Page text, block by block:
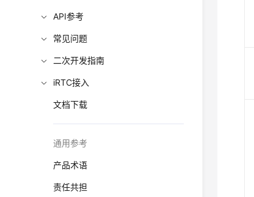
API参考
常见问题
二次开发指南
iRTC接入
文档下载
通用参考
产品术语
责任共担